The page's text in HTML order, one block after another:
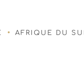
AFRIQUE DU